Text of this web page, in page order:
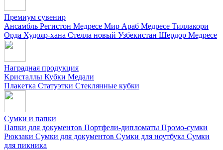
Премиум сувенир
Ансамбль Регистон Медресе Мир Араб Медресе Тиллакори
Орда Худояр-хана Стелла новый Узбекистан Шердор Медресе
Наградная продукция
Kристаллы Кубки Медали
Плакетка Статуэтки Стеклянные кубки
Сумки и папки
Папки для документов Портфели-дипломаты Промо-сумки
Рюкзаки Сумки для документов Сумки для ноутбука Сумки
для пикника